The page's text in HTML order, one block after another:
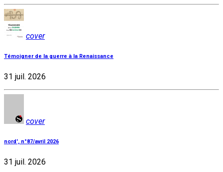
cover
Témoigner de la guerre à la Renaissance
31 juil. 2026
cover
nord', n°87/avril 2026
31 juil. 2026